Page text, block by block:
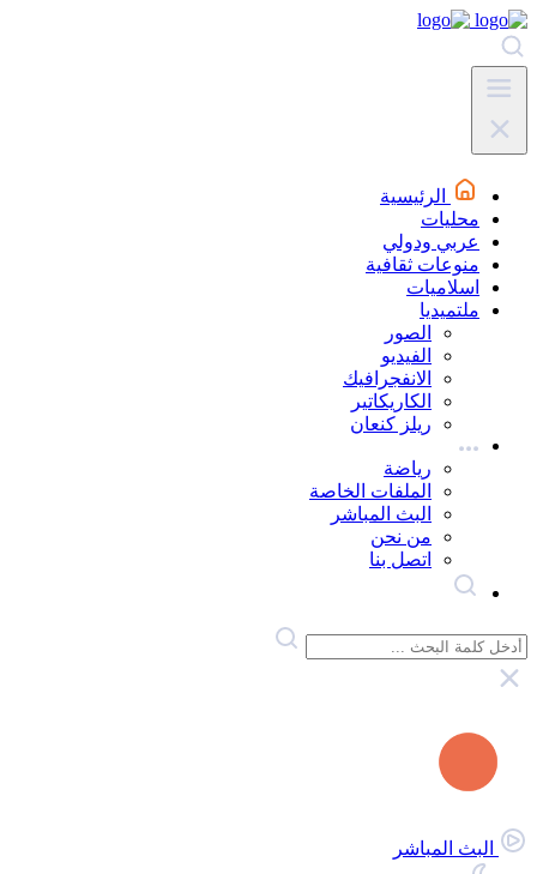
الرئيسية
محليات
عربي ودولي
منوعات ثقافية
اسلاميات
ملتميديا
الصور
الفيديو
الانفجرافيك
الكاريكاتير
ريلز كنعان
رياضة
الملفات الخاصة
البث المباشر
من نحن
اتصل بنا
البث المباشر